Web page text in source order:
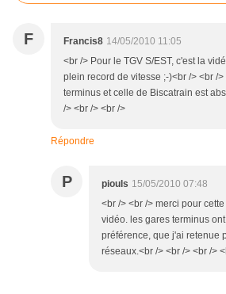
F Francis8 14/05/2010 11:05
<br /> Pour le TGV S/EST, c'est la
plein record de vitesse ;-)<br /> <br /
terminus et celle de Biscatrain est
/> <br /> <br />
Répondre
P piouls 15/05/2010 07:48
<br /> <br /> merci pour
vidéo. les gares terminus
préférence, que j'ai retenue
réseaux.<br /> <br /> <br />